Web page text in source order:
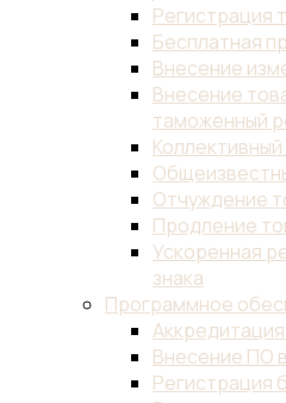
Регистрация
Бесплатная
Внесение
Внесение
таможенный
Отчуждение
Продление
Ускоренная
знака
Программное
Внесение ПО
Регистрация